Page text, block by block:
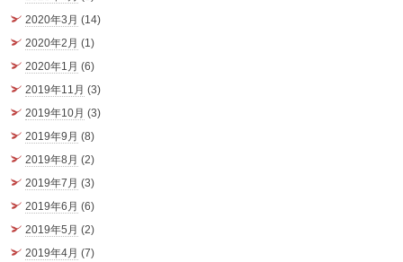
2020年3月 (14)
2020年2月 (1)
2020年1月 (6)
2019年11月 (3)
2019年10月 (3)
2019年9月 (8)
2019年8月 (2)
2019年7月 (3)
2019年6月 (6)
2019年5月 (2)
2019年4月 (7)